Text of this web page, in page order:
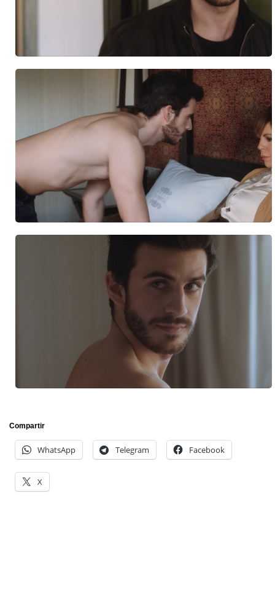
Compartir
WhatsApp Telegram Facebook
X